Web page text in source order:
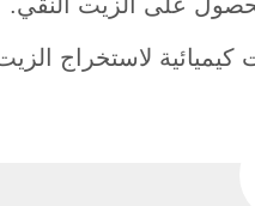
لاستخراج